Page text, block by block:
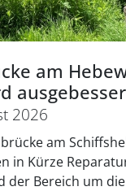
am
2026
am
in Kürze
der Bereich um